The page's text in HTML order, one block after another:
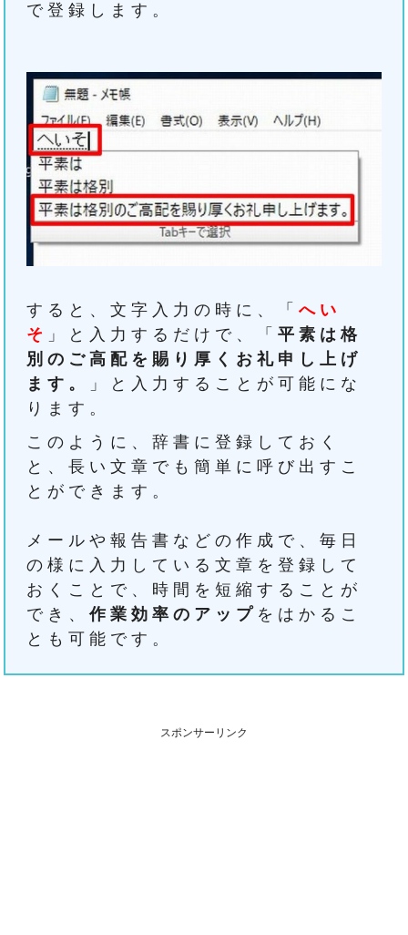
で登録します。
すると、文字入力の時に、「へい
そ 」と入力するだけで、「平素は格
別のご高配を賜り厚くお礼申し上げ
ます。
」と入力することが可能にな
ります。
このように、辞書に登録しておく
と、長い文章でも簡単に呼び出すこ
とができます。
メールや報告書などの作成で、毎日
の様に入力している文章を登録して
おくことで、時間を短縮することが
でき、作業効率のアップ をはかるこ
とも可能です。
スポンサーリンク